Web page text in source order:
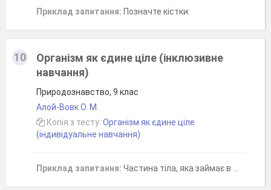
Приклад запитання: Позначте кістки:
10
Організм як єдине ціле (інклюзивне
навчання)
Природознавство, 9 клас
Алой-Вовк O. М.
Копія з тесту: Організм як єдине ціле
(індивідуальне навчання)
Приклад запитання: Частина тіла, яка займає в ньому постійне місце, має певну будову і виконує певні функції, це -